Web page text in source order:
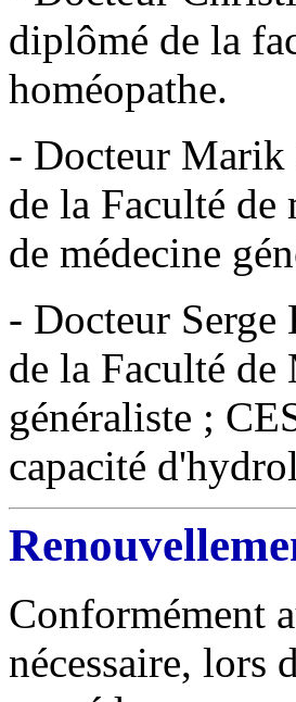
diplômé de la
homéopathe.
- Docteur Marik
de la Faculté de
de médecine
- Docteur
de la Faculté de
généraliste ;
capacité
Conformément
nécessaire, lors